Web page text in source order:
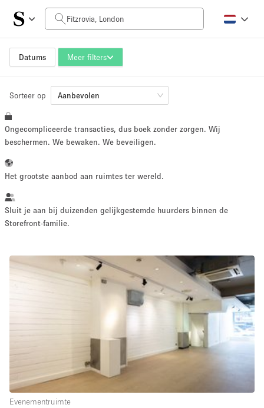
Datums Meer filters
Prijs per dag
£0
Grootte ruimte
100 sq ft 5000+ sq ft
~ 13 mensen
Vergadering Kantoor
Winkel
delen
Type ruimte
Advertentieruimte
Sorteer op Aanbevolen
Ongecompliceerde transacties, dus boek zonder zorgen. Wij
beschermen. We bewaken. We beveiligen.
Het grootste aanbod aan ruimtes ter wereld.
Sluit je aan bij duizenden gelijkgestemde huurders binnen de
Storefront-familie.
Evenementruimte